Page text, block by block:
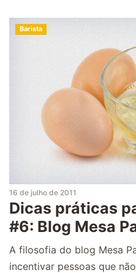
Barista
16 de julho de 2011
Dicas práticas
#6: Blog Mesa
A filosofia do blog Mesa
incentivar pessoas que